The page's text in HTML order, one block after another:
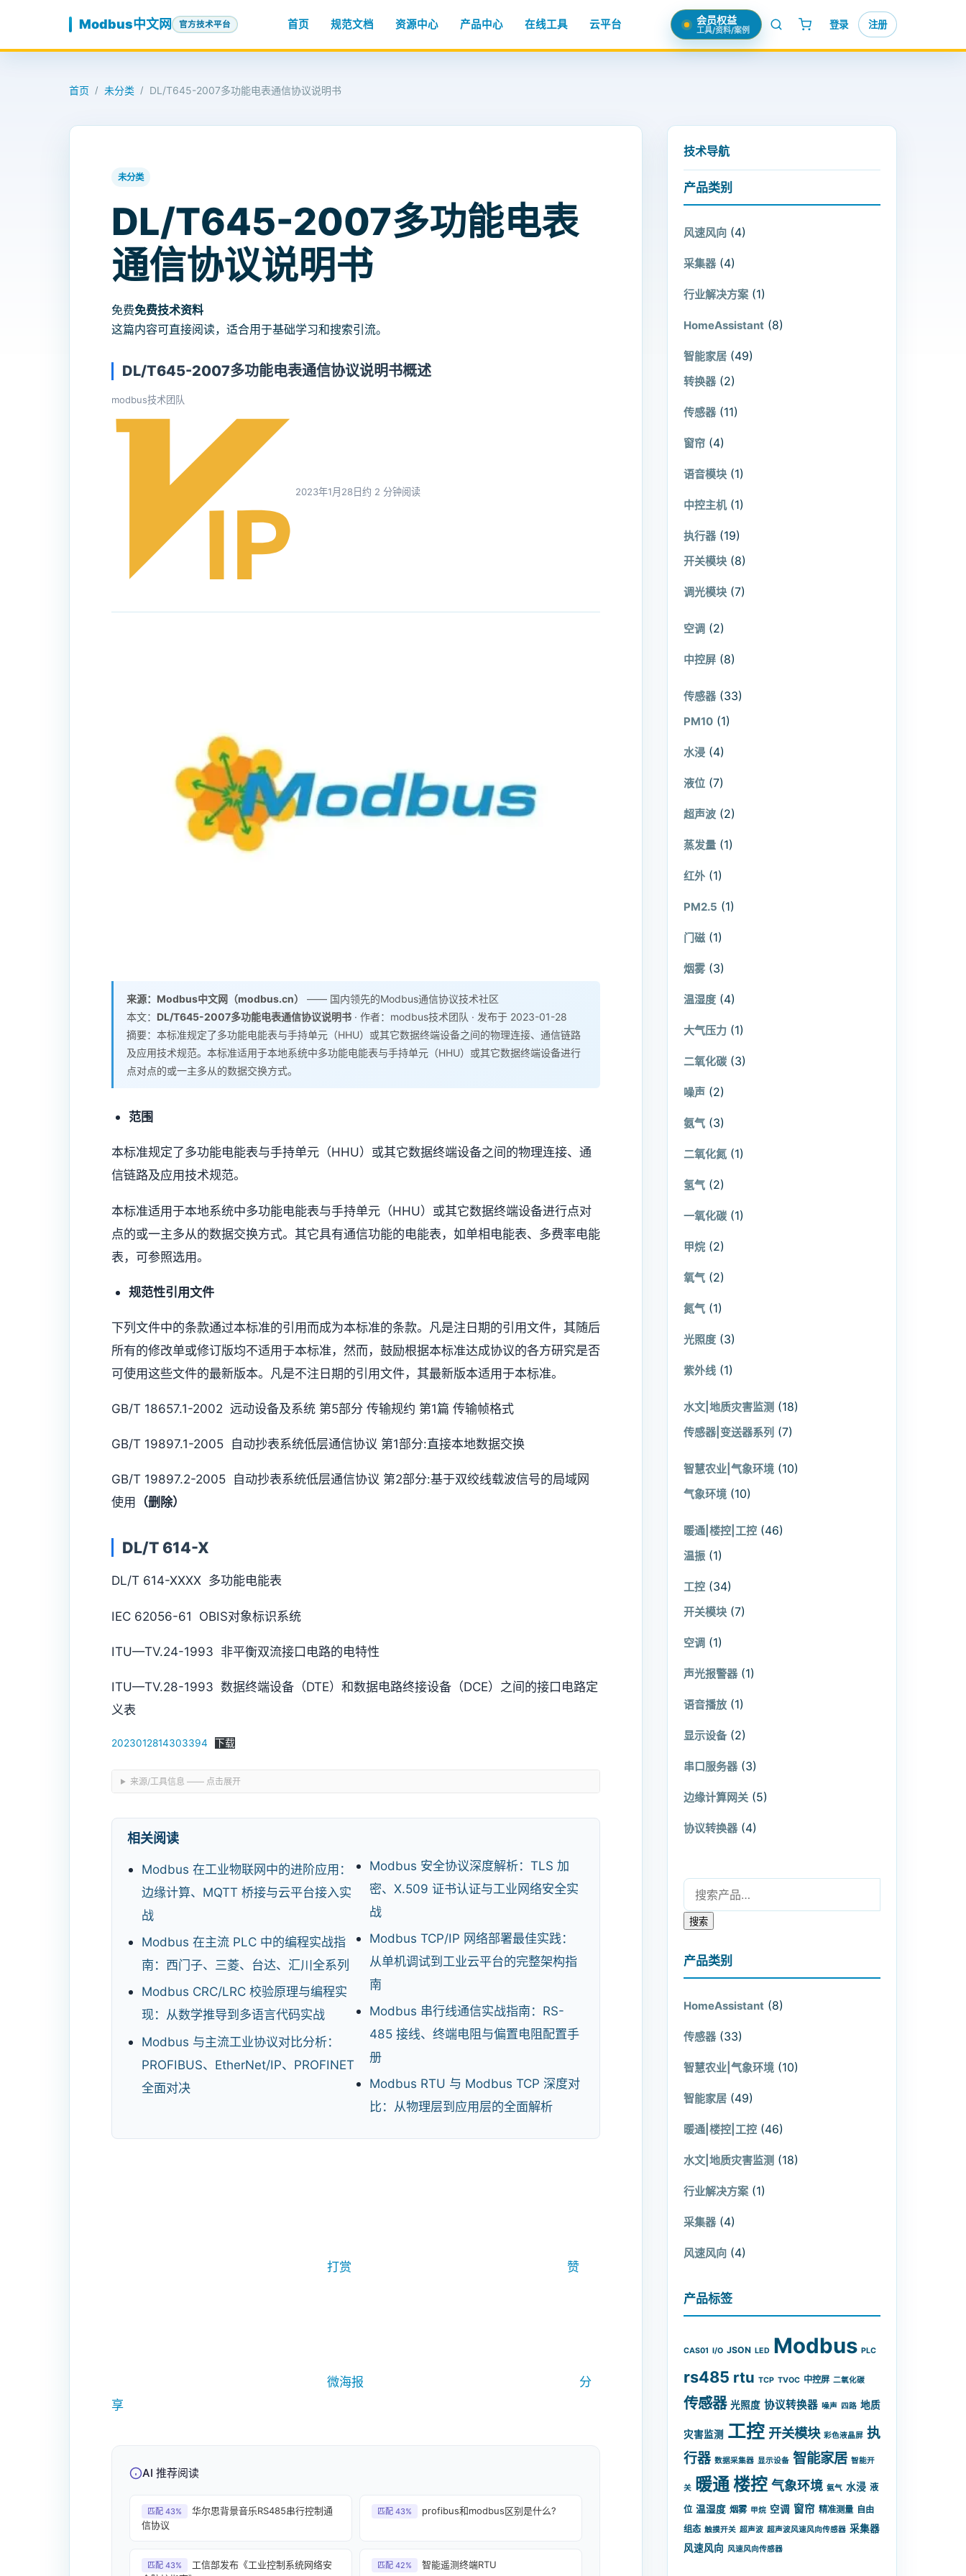
Modbus中文网 官方技术平台 首页 规范文档 资源中心 产品中心 在线工具 云平台 会员权益
工具/资料/案例 登录 注册
首页 / 未分类 / DL/T645-2007多功能电表通信协议说明书
未分类
DL/T645-2007多功能电表
通信协议说明书
免费免费技术资料
这篇内容可直接阅读，适合用于基础学习和搜索引流。
DL/T645-2007多功能电表通信协议说明书概述
modbus技术团队
2023年1月28日约 2 分钟阅读
来源：Modbus中文网（modbus.cn）
—— 国内领先的Modbus通信协议技术社区
本文： DL/T645-2007多功能电表通信协议说明书 · 作者：modbus技术团队 · 发布于 2023-01-28
摘要：本标准规定了多功能电能表与手持单元（HHU）或其它数据终端设备之间的物理连接、通信链路
及应用技术规范。本标准适用于本地系统中多功能电能表与手持单元（HHU）或其它数据终端设备进行
点对点的或一主多从的数据交换方式。
范围
本标准规定了多功能电能表与手持单元（HHU）或其它数据终端设备之间的物理连接、通
信链路及应用技术规范。
本标准适用于本地系统中多功能电能表与手持单元（HHU）或其它数据终端设备进行点对
点的或一主多从的数据交换方式。其它具有通信功能的电能表，如单相电能表、多费率电能
表，可参照选用。
规范性引用文件
下列文件中的条款通过本标准的引用而成为本标准的条款。凡是注日期的引用文件，其随后
所有的修改单或修订版均不适用于本标准，然而，鼓励根据本标准达成协议的各方研究是否
可使用这些文件的最新版本。凡是不注日期的引用文件，其最新版本适用于本标准。
GB/T 18657.1-2002 远动设备及系统 第5部分 传输规约 第1篇 传输帧格式
GB/T 19897.1-2005 自动抄表系统低层通信协议 第1部分:直接本地数据交换
GB/T 19897.2-2005 自动抄表系统低层通信协议 第2部分:基于双绞线载波信号的局域网
使用 （删除）
DL/T 614-X
DL/T 614-XXXX 多功能电能表
IEC 62056-61 OBIS对象标识系统
ITU—TV.24-1993 非平衡双流接口电路的电特性
ITU—TV.28-1993 数据终端设备（DTE）和数据电路终接设备（DCE）之间的接口电路定
义表
2023012814303394 下载
来源/工具信息 —— 点击展开
相关阅读
Modbus 在工业物联网中的进阶应用：
边缘计算、MQTT 桥接与云平台接入实
战
Modbus 在主流 PLC 中的编程实战指
南：西门子、三菱、台达、汇川全系列
Modbus CRC/LRC 校验原理与编程实
现：从数学推导到多语言代码实战
Modbus 与主流工业协议对比分析：
PROFIBUS、EtherNet/IP、PROFINET
全面对决
Modbus 安全协议深度解析：TLS 加
密、X.509 证书认证与工业网络安全实
战
Modbus TCP/IP 网络部署最佳实践：
从单机调试到工业云平台的完整架构指
南
Modbus 串行线通信实战指南：RS-
485 接线、终端电阻与偏置电阻配置手
册
Modbus RTU 与 Modbus TCP 深度对
比：从物理层到应用层的全面解析
打赏 赞
微海报
分
享
AI 推荐阅读
匹配 43%
华尔思背景音乐RS485串行控制通
信协议
匹配 43% profibus和modbus区别是什么?
匹配 43%
工信部发布《工业控制系统网络安
匹配 42% 智能遥测终端RTU
技术导航
产品类别
风速风向 (4)
采集器 (4)
行业解决方案 (1)
HomeAssistant (8)
智能家居 (49)
转换器 (2)
传感器 (11)
窗帘 (4)
语音模块 (1)
中控主机 (1)
执行器 (19)
开关模块 (8)
调光模块 (7)
空调 (2)
中控屏 (8)
传感器 (33)
PM10 (1)
水浸 (4)
液位 (7)
超声波 (2)
蒸发量 (1)
红外 (1)
PM2.5 (1)
门磁 (1)
烟雾 (3)
温湿度 (4)
大气压力 (1)
二氧化碳 (3)
噪声 (2)
氨气 (3)
二氧化氮 (1)
氢气 (2)
一氧化碳 (1)
甲烷 (2)
氧气 (2)
氮气 (1)
光照度 (3)
紫外线 (1)
水文|地质灾害监测 (18)
传感器|变送器系列 (7)
智慧农业|气象环境 (10)
气象环境 (10)
暖通|楼控|工控 (46)
温振 (1)
工控 (34)
开关模块 (7)
空调 (1)
声光报警器 (1)
语音播放 (1)
显示设备 (2)
串口服务器 (3)
边缘计算网关 (5)
协议转换器 (4)
搜索：
搜索
产品类别
HomeAssistant (8)
传感器 (33)
智慧农业|气象环境 (10)
智能家居 (49)
暖通|楼控|工控 (46)
水文|地质灾害监测 (18)
行业解决方案 (1)
采集器 (4)
风速风向 (4)
产品标签
CAS01 I/O JSON LED Modbus PLC
rs485 rtu TCP TVOC 中控屏 二氧化碳
传感器 光照度 协议转换器 噪声 四路 地质
灾害监测 工控 开关模块 彩色液晶屏 执
行器 数据采集器 显示设备 智能家居 智能开
关 暖通楼控 气象环境 氨气 水浸 液
位 温湿度 烟雾 甲烷 空调 窗帘 精准测量 自由
组态 触摸开关 超声波 超声波风速风向传感器 采集器
风速风向 风速风向传感器